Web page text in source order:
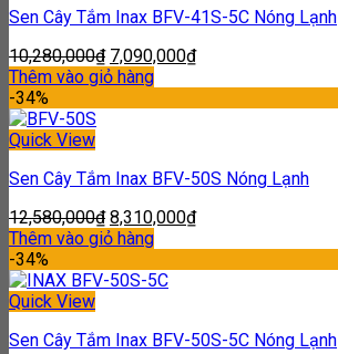
Sen Cây Tắm Inax BFV-41S-5C Nóng Lạnh
10,280,000₫ 7,090,000₫
Thêm vào giỏ hàng
-34%
Quick View
Sen Cây Tắm Inax BFV-50S Nóng Lạnh
12,580,000₫ 8,310,000₫
Thêm vào giỏ hàng
-34%
Quick View
Sen Cây Tắm Inax BFV-50S-5C Nóng Lạnh